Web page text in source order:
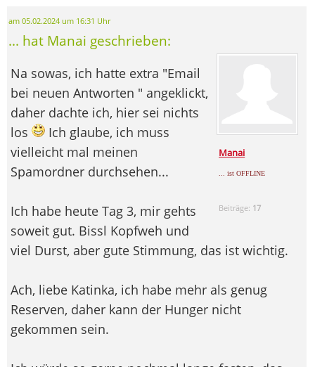
am 05.02.2024 um 16:31 Uhr
... hat Manai geschrieben:
Manai
... ist OFFLINE
Beiträge: 17
Na sowas, ich hatte extra "Email
bei neuen Antworten " angeklickt,
daher dachte ich, hier sei nichts
los
Ich glaube, ich muss
vielleicht mal meinen
Spamordner durchsehen...
Ich habe heute Tag 3, mir gehts
soweit gut. Bissl Kopfweh und
viel Durst, aber gute Stimmung, das ist wichtig.
Ach, liebe Katinka, ich habe mehr als genug
Reserven, daher kann der Hunger nicht
gekommen sein.